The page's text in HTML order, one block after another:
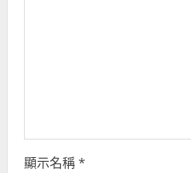
g
顯示名稱*